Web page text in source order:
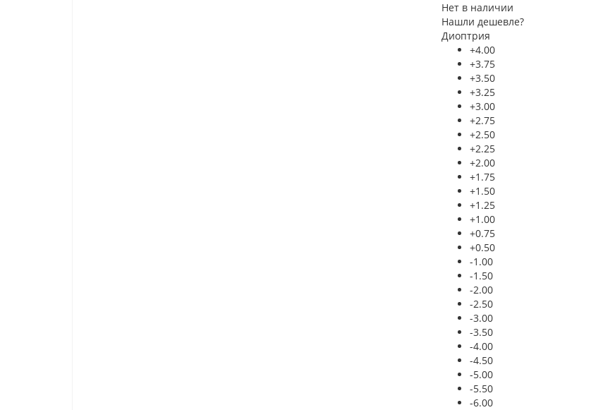
Нет в наличии
Нашли дешевле?
Диоптрия
+4.00
+3.75
+3.50
+3.25
+3.00
+2.75
+2.50
+2.25
+2.00
+1.75
+1.50
+1.25
+1.00
+0.75
+0.50
-1.00
-1.50
-2.00
-2.50
-3.00
-3.50
-4.00
-4.50
-5.00
-5.50
-6.00